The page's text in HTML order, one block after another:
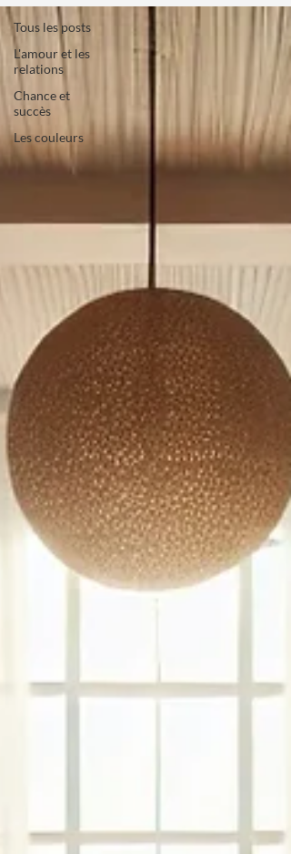
Tous les posts
L'amour et les
relations
Chance et
succès
Les couleurs